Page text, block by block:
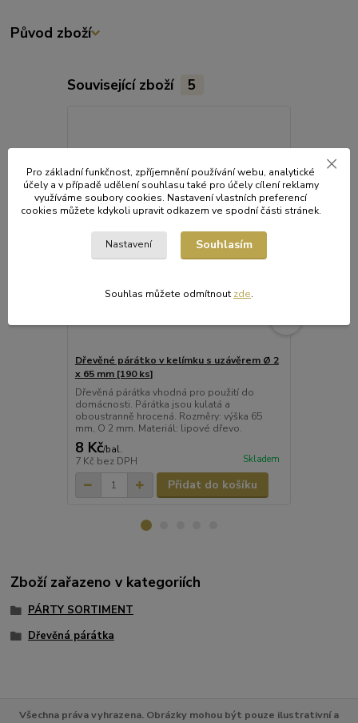
Původ zboží
Související zboží 5
Dřevěné párátko v kelímku s uzávěrem Ø 2
x 65 mm [190 ks]
Dřevěná párátka vhodná pro použití do
domácnosti. Párátka jsou kulatá a
oboustranně hrocená. Rozměry: výška 65
mm, O 2 mm. Materiál: lipové dřevo.
8 Kč/bal.
7 Kč bez DPH Skladem
Přidat do košíku
Zboží zařazeno v kategoriích
PÁRTY SORTIMENT
Dřevěná párátka
Všechna práva vyhrazena. Obrázky mohou být pouze ilustrativní a
Pro základní funkčnost, zpříjemnění používání webu, analytické
účely a v případě udělení souhlasu také pro účely cílení reklamy
využíváme soubory cookies. Nastavení vlastních preferencí
cookies můžete kdykoli upravit odkazem ve spodní části stránek.
Nastavení Souhlasím
Souhlas můžete odmítnout zde.